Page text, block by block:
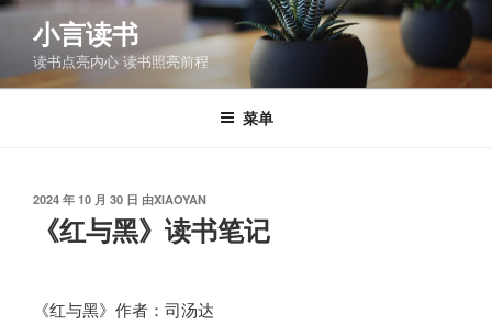
跳
容
小言读书
读书点亮内心 读书照亮前程
菜单
发
2024 年 10 月 30 日 由XIAOYAN
《红与黑》读书笔记
《红与黑》作者：司汤达